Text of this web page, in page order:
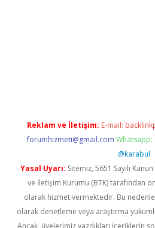
Reklam ve İletişim: E-mail:
forumhizmeti@gmail.com Whatsapp:
@karabul
Yasal Uyarı: Sitemiz, 5651 Sayılı
ve İletişim Kurumu (BTK) tarafından
olarak hizmet vermektedir. Bu
olarak denetleme veya araştırma
Ancak, üyelerimiz yazdıkları içeriklerin